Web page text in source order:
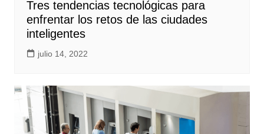
Tres tendencias tecnológicas para
enfrentar los retos de las ciudades
inteligentes
julio 14, 2022